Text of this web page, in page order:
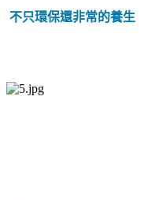
不只環保還非常的養生